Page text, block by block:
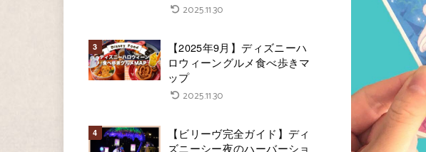
2025.11.30
【2025年9月】ディズニーハ
ロウィーングルメ食べ歩きマ
ップ
2025.11.30
【ビリーヴ完全ガイド】ディ
ズニーシー夜のハーバーショ